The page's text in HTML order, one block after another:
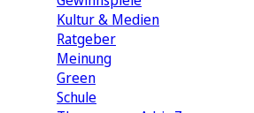
Kultur & Medien
Ratgeber
Meinung
Green
Schule